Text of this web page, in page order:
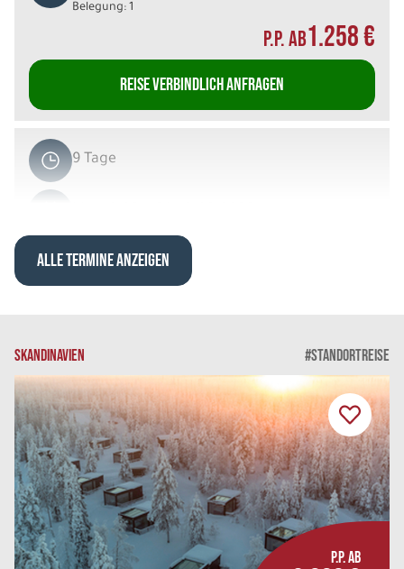
Belegung: 1
P.P. AB1.258 €
REISE VERBINDLICH ANFRAGEN
9 Tage
Südengland und Wales
Hotels der 4 Sterne Kategorie Einzelzimmer
9 Tage
Di. 11.08. - Mi. 19.08.2026
Südengland und Wales
Hotels der 3 Sterne Kategorie
Doppelzimmer
ALLE TERMINE ANZEIGEN
SKANDINAVIEN #STANDORTREISE
P.P. AB